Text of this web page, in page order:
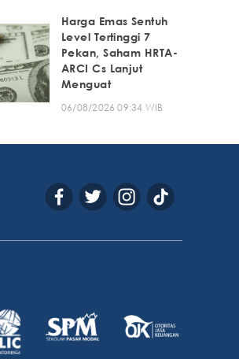
Harga Emas Sentuh
Level Tertinggi 7
Pekan, Saham HRTA-
ARCI Cs Lanjut
Menguat
06/08/2026 09:34 WIB